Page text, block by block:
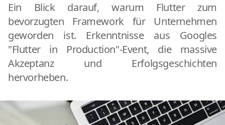
Ein Blick darauf, warum Flutter zum
bevorzugten Framework für Unternehmen
geworden ist. Erkenntnisse aus Googles
"Flutter in Production"-Event, die massive
Akzeptanz und Erfolgsgeschichten
hervorheben.